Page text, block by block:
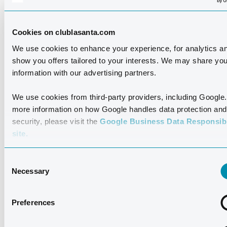
Cookies on clublasanta.com
We use cookies to enhance your experience, for analytics
show you offers tailored to your interests. We may share
information with our advertising partners.
We use cookies from third-party providers, including
more information on how Google handles data protection and
security, please visit the Google Business Data
site.
Selection
Necessary
Preferences
formalización
Noviembre
2023
10.000,00 Promoción de
Lanzarote como
destino turístico
deportivo a través de la
imagen del evento
Challenge 2023
S.A
Febrero 2023
S.A.